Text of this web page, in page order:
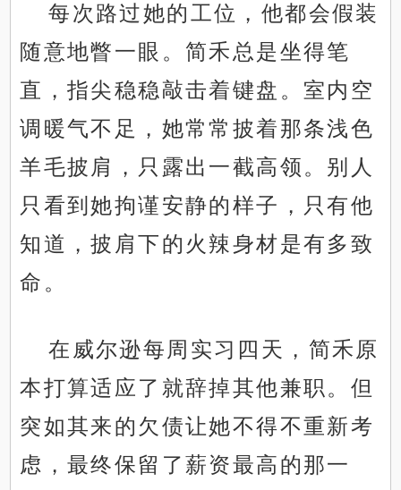
每次路过她的工位，他都会假装
随意地瞥一眼。简禾总是坐得笔
直，指尖稳稳敲击着键盘。室内空
调暖气不足，她常常披着那条浅色
羊毛披肩，只露出一截高领。别人
只看到她拘谨安静的样子，只有他
知道，披肩下的火辣身材是有多致
命。
在威尔逊每周实习四天，简禾原
本打算适应了就辞掉其他兼职。但
突如其来的欠债让她不得不重新考
虑，最终保留了薪资最高的那一